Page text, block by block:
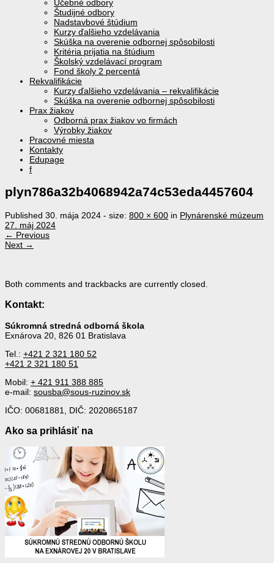
Učebné odbory
Študijné odbory
Nadstavbové štúdium
Kurzy ďalšieho vzdelávania
Skúška na overenie odbornej spôsobilosti
Kritéria prijatia na štúdium
Školský vzdelávací program
Fond školy 2 percentá
Rekvalifikácie
Kurzy ďalšieho vzdelávania – rekvalifikácie
Skúška na overenie odbornej spôsobilosti
Prax žiakov
Odborná prax žiakov vo firmách
Výrobky žiakov
Pracovné miesta
Kontakty
Edupage
f
plyn786a32b4068942a74c53eda4457604
Published 30. mája 2024 - size: 800 × 600 in Plynárenské múzeum
27. máj 2024
← Previous
Next →
Both comments and trackbacks are currently closed.
Kontakt:
Súkromná stredná odborná škola
Exnárova 20, 826 01 Bratislava
Tel.: +421 2 321 180 52
+421 2 321 180 51
Mobil: + 421 911 388 885
e-mail: sousba@sous-ruzinov.sk
IČO: 00681881, DIČ: 2020865187
Ako sa prihlásiť na